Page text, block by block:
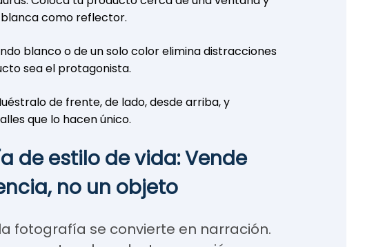
como reflector.
blanco o de un solo color elimina distracciones
sea el protagonista.
de frente, de lado, desde arriba, y
que lo hacen único.
de estilo de vida: Vende
no un objeto
fotografía se convierte en narración.